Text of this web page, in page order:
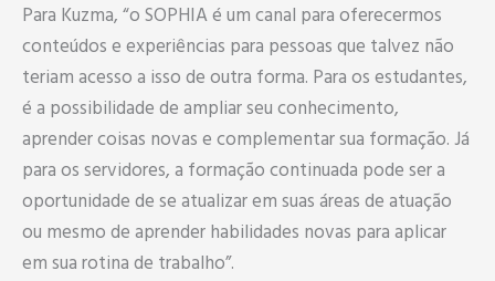
Para Kuzma, “o SOPHIA é um canal para oferecermos
conteúdos e experiências para pessoas que talvez não
teriam acesso a isso de outra forma. Para os estudantes,
é a possibilidade de ampliar seu conhecimento,
aprender coisas novas e complementar sua formação. Já
para os servidores, a formação continuada pode ser a
oportunidade de se atualizar em suas áreas de atuação
ou mesmo de aprender habilidades novas para aplicar
em sua rotina de trabalho”.